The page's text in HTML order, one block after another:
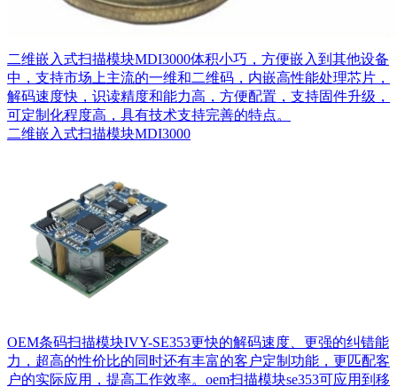
二维嵌入式扫描模块MDI3000体积小巧，方便嵌入到其他设备
中，支持市场上主流的一维和二维码，内嵌高性能处理芯片，
解码速度快，识读精度和能力高，方便配置，支持固件升级，
可定制化程度高，具有技术支持完善的特点。
二维嵌入式扫描模块MDI3000
OEM条码扫描模块IVY-SE353更快的解码速度、更强的纠错能
力，超高的性价比的同时还有丰富的客户定制功能，更匹配客
户的实际应用，提高工作效率。oem扫描模块se353可应用到移